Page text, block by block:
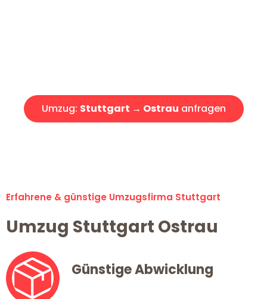
Umzug: Stuttgart → Ostrau anfragen
Erfahrene & günstige Umzugsfirma Stuttgart
Umzug Stuttgart Ostrau
Günstige Abwicklung